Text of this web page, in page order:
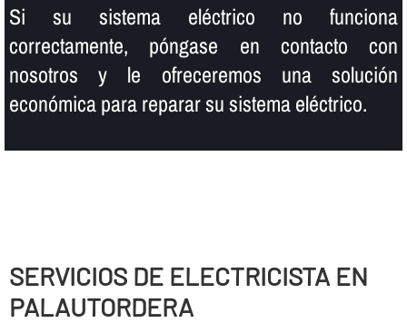
Si su sistema eléctrico no funciona
correctamente, póngase en contacto con
nosotros y le ofreceremos una solución
económica para reparar su sistema eléctrico.
SERVICIOS DE ELECTRICISTA EN
PALAUTORDERA